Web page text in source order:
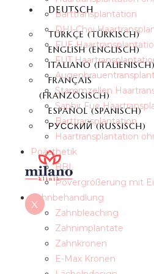
DEUTSCH
TÜRKÇE (TÜRKISCH)
ENGLISH(ENGLISCH)
ITALIANO(ITALIENISCH)
FRANÇAIS
(FRANZÖSISCH)
ESPAÑOL (SPANISCH)
РУССКИЙ(RUSSISCH)
X
Barttransplantation
DHI-Choi
FUE
FUT
Stammzellen
Saphir Fue
Barttransplantation
Haartransplantation
Poästhetik
BBL
Povergrößerung mit
Zahnbehandlung
Zahnbleaching
Zahnimplantate
Zahnkronen
E-Max Kronen